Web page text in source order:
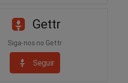
Gettr
Siga-nos no Gettr
Seguir